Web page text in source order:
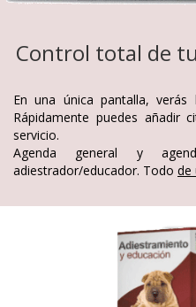
Control total de
En una única pantalla,
Rápidamente puedes añadir
servicio.
Agenda general y
adiestrador/educador. Todo de